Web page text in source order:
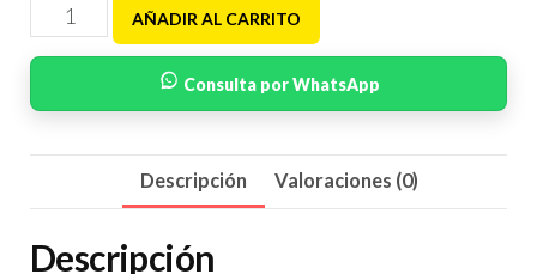
AÑADIR AL CARRITO
Consulta por WhatsApp
Descripción Valoraciones (0)
Descripción